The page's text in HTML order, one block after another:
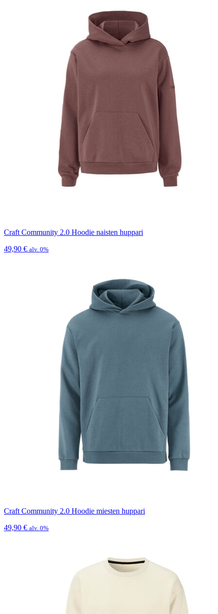
Craft Community 2.0 Hoodie naisten huppari
49,90 € alv. 0%
Craft Community 2.0 Hoodie miesten huppari
49,90 € alv. 0%